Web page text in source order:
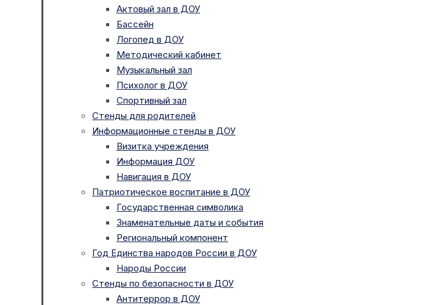
Актовый зал в ДОУ
Бассейн
Логопед в ДОУ
Методический кабинет
Музыкальный зал
Психолог в ДОУ
Спортивный зал
Стенды для родителей
Информационные стенды в ДОУ
Визитка учреждения
Информация ДОУ
Навигация в ДОУ
Патриотическое воспитание в ДОУ
Государственная символика
Знаменательные даты и события
Региональный компонент
Год Единства народов России в ДОУ
Народы России
Стенды по безопасности в ДОУ
Антитеррор в ДОУ